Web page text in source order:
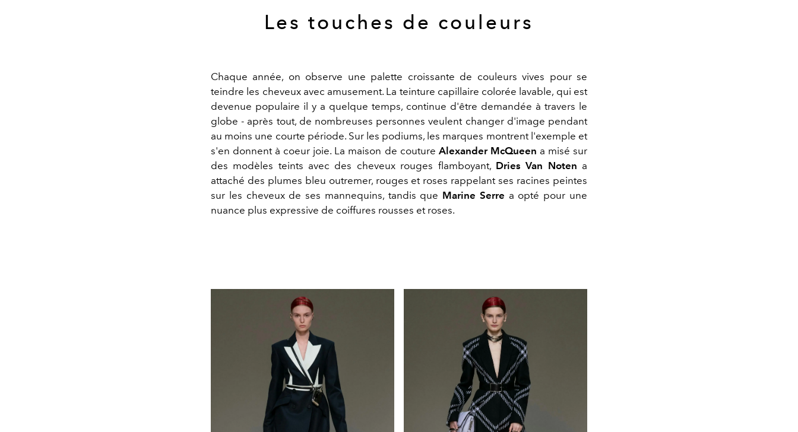
Les touches de couleurs
Chaque année, on observe une palette croissante de couleurs vives pour se
teindre les cheveux avec amusement. La teinture capillaire colorée lavable, qui est
devenue populaire il y a quelque temps, continue d'être demandée à travers le
globe - après tout, de nombreuses personnes veulent changer d'image pendant
au moins une courte période. Sur les podiums, les marques montrent l'exemple et
s'en donnent à coeur joie. La maison de couture Alexander McQueen a misé sur
des modèles teints avec des cheveux rouges flamboyant, Dries Van Noten a
attaché des plumes bleu outremer, rouges et roses rappelant ses racines peintes
sur les cheveux de ses mannequins, tandis que Marine Serre a opté pour une
nuance plus expressive de coiffures rousses et roses.